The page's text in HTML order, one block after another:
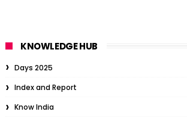
KNOWLEDGE HUB
Days 2025
Index and Report
Know India